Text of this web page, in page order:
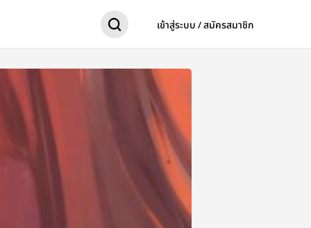
เข้าสู่ระบบ / สมัครสมาชิก